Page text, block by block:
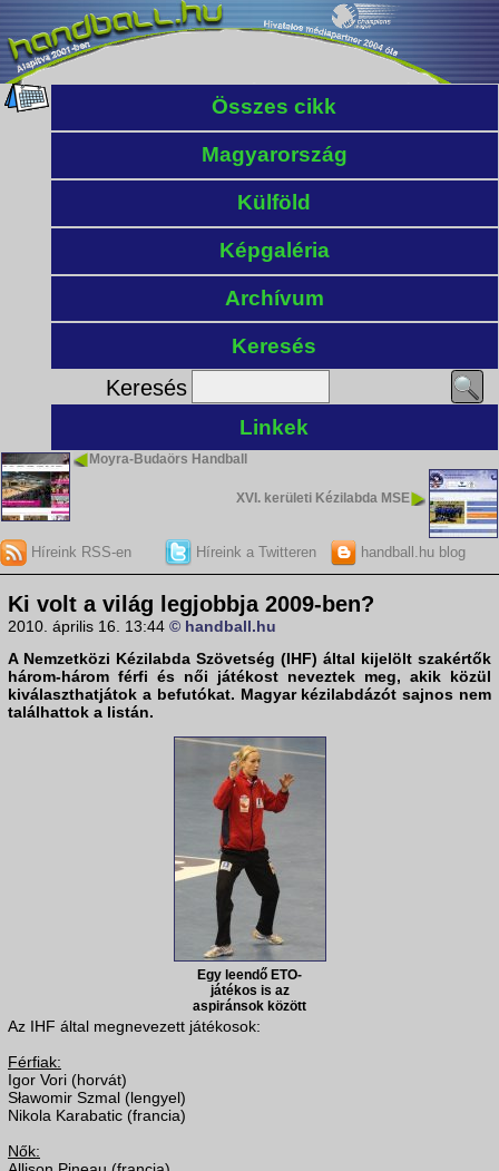
Összes cikk
Magyarország
Külföld
Képgaléria
Archívum
Keresés
Keresés
Linkek
Moyra-Budaörs Handball
XVI. kerületi Kézilabda MSE
Híreink RSS-en Híreink a Twitteren handball.hu blog
Ki volt a világ legjobbja 2009-ben?
2010. április 16. 13:44 © handball.hu
A Nemzetközi Kézilabda Szövetség (IHF) által kijelölt szakértők
három-három férfi és női játékost neveztek meg, akik közül
kiválaszthatjátok a befutókat. Magyar kézilabdázót sajnos nem
találhattok a listán.
Egy leendő ETO-
játékos is az
aspiránsok között
Az IHF által megnevezett játékosok:
Férfiak:
Igor Vori (horvát)
Sławomir Szmal (lengyel)
Nikola Karabatic (francia)
Nők: